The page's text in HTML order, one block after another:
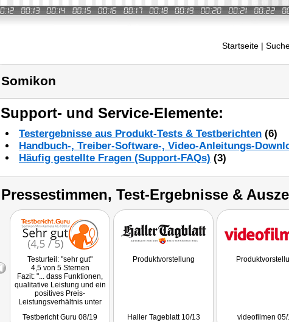
Startseite |
Somikon
Support- und Service-Elemente:
Testergebnisse aus Produkt-Tests & Testberichten (6)
Handbuch-, Treiber-Software-, Video-Anleitungs-
Häufig gestellte Fragen (Support-FAQs) (3)
Pressestimmen, Test-Ergebnisse &
Testurteil: "sehr gut"
4,5 von 5 Sternen
Fazit: "... dass Funktionen,
qualitative Leistung und ein
positives Preis-
Leistungsverhältnis unter
Dadurch wird die kleine
Testbericht Guru 08/19
Produktvorstellung
Haller Tageblatt 10/13 videofilmen